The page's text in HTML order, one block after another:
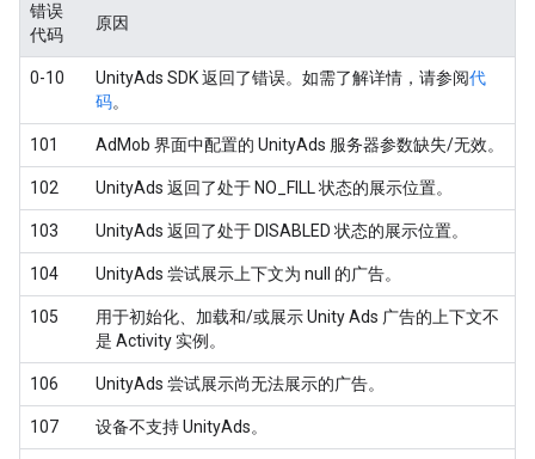
错误
代码
原因
0-10 UnityAds SDK 返回了错误。如需了解详情，请参阅代
码。
101 AdMob 界面中配置的 UnityAds 服务器参数缺失/无效。
102 UnityAds 返回了处于 NO_FILL 状态的展示位置。
103 UnityAds 返回了处于 DISABLED 状态的展示位置。
104 UnityAds 尝试展示上下文为 null 的广告。
105
用于初始化、加载和/或展示 Unity Ads 广告的上下文不
是 Activity 实例。
106 UnityAds 尝试展示尚无法展示的广告。
107 设备不支持 UnityAds。